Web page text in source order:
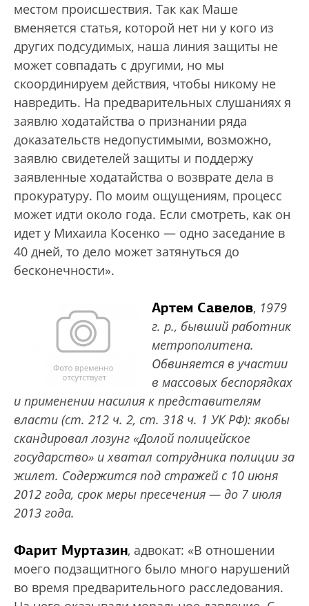
местом происшествия. Так как Маше
вменяется статья, которой нет ни у кого из
других подсудимых, наша линия защиты не
может совпадать с другими, но мы
скоординируем действия, чтобы никому не
навредить. На предварительных слушаниях я
заявлю ходатайства о признании ряда
доказательств недопустимыми, возможно,
заявлю свидетелей защиты и поддержу
заявленные ходатайства о возврате дела в
прокуратуру. По моим ощущениям, процесс
может идти около года. Если смотреть, как он
идет у Михаила Косенко — одно заседание в
40 дней, то дело может затянуться до
бесконечности».
Артем Савелов, 1979
г. р., бывший работник
метрополитена.
Обвиняется в участии
в массовых беспорядках
и применении насилия к представителям
власти (ст. 212 ч. 2, ст. 318 ч. 1 УК РФ): якобы
скандировал лозунг «Долой полицейское
государство» и хватал сотрудника полиции за
жилет. Содержится под стражей с 10 июня
2012 года, срок меры пресечения — до 7 июля
2013 года.
Фарит Муртазин, адвокат: «В отношении
моего подзащитного было много нарушений
во время предварительного расследования.